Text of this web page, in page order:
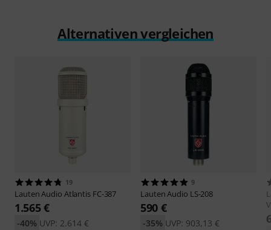
Alternativen vergleichen
19
Lauten Audio Atlantis FC-387
1.565 €
UVP: 2.614 €
-40%
9
Lauten Audio LS-208
590 €
UVP: 903,13 €
-35%